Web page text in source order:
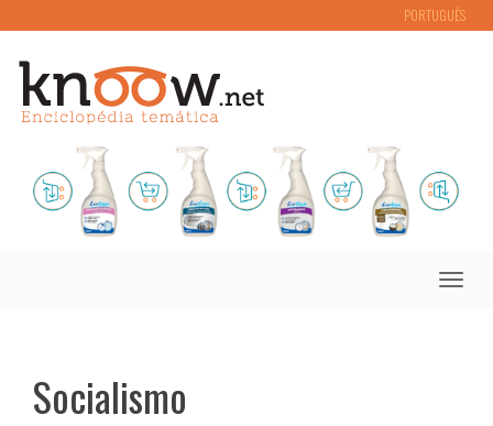
PORTUGUÊS
Toggle
Socialismo